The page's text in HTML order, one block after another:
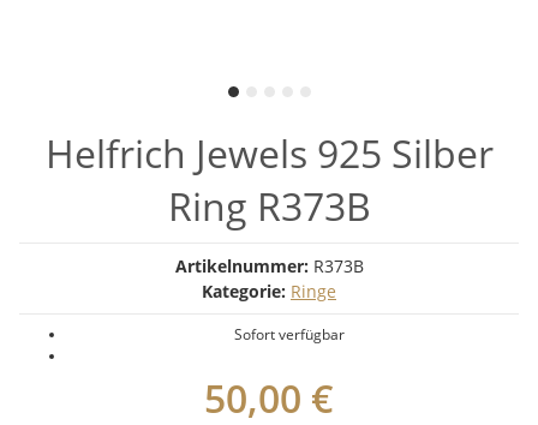
Helfrich Jewels 925 Silber
Ring R373B
Artikelnummer: R373B
Kategorie: Ringe
Sofort verfügbar
50,00 €